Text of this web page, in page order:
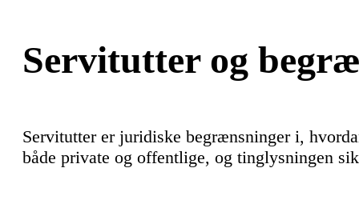
Servitutter og
Servitutter er juridiske begrænsninger i,
både private og offentlige, og tinglysningen